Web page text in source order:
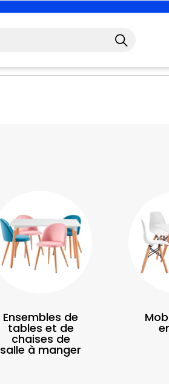
Ensembles de
tables et de
chaises de
salle à manger